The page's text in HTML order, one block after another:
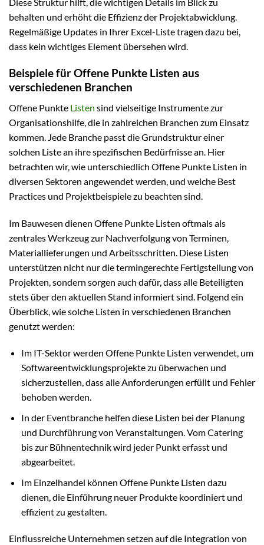
Diese Struktur hilft, die wichtigen Details im Blick zu
behalten und erhöht die Effizienz der Projektabwicklung.
Regelmäßige Updates in Ihrer Excel-Liste tragen dazu bei,
dass kein wichtiges Element übersehen wird.
Beispiele für Offene Punkte Listen aus
verschiedenen Branchen
Offene Punkte Listen sind vielseitige Instrumente zur
Organisationshilfe, die in zahlreichen Branchen zum Einsatz
kommen. Jede Branche passt die Grundstruktur einer
solchen Liste an ihre spezifischen Bedürfnisse an. Hier
betrachten wir, wie unterschiedlich Offene Punkte Listen in
diversen Sektoren angewendet werden, und welche Best
Practices und Projektbeispiele zu beachten sind.
Im Bauwesen dienen Offene Punkte Listen oftmals als
zentrales Werkzeug zur Nachverfolgung von Terminen,
Materiallieferungen und Arbeitsschritten. Diese Listen
unterstützen nicht nur die termingerechte Fertigstellung von
Projekten, sondern sorgen auch dafür, dass alle Beteiligten
stets über den aktuellen Stand informiert sind. Folgend ein
Überblick, wie solche Listen in verschiedenen Branchen
genutzt werden:
Im IT-Sektor werden Offene Punkte Listen verwendet, um
Softwareentwicklungsprojekte zu überwachen und
sicherzustellen, dass alle Anforderungen erfüllt und Fehler
behoben werden.
In der Eventbranche helfen diese Listen bei der Planung
und Durchführung von Veranstaltungen. Vom Catering
bis zur Bühnentechnik wird jeder Punkt erfasst und
abgearbeitet.
Im Einzelhandel können Offene Punkte Listen dazu
dienen, die Einführung neuer Produkte koordiniert und
effizient zu gestalten.
Einflussreiche Unternehmen setzen auf die Integration von